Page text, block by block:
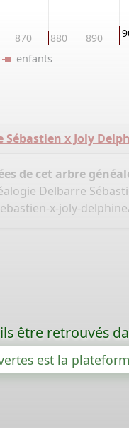
870 880 890
enfants
Sébastien x Joly
de cet arbre
Delbarre
x-joly-
être retrouvés
est la